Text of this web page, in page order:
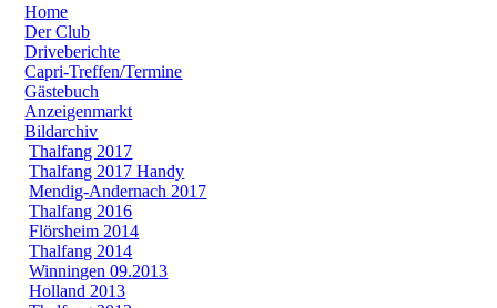
Home
Der Club
Driveberichte
Capri-Treffen/Termine
Gästebuch
Anzeigenmarkt
Bildarchiv
Thalfang 2017
Thalfang 2017 Handy
Mendig-Andernach 2017
Thalfang 2016
Flörsheim 2014
Thalfang 2014
Winningen 09.2013
Holland 2013